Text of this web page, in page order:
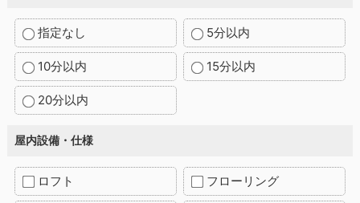
指定なし 5分以内
10分以内 15分以内
20分以内
屋内設備・仕様
ロフト フローリング